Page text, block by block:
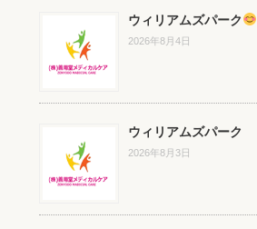
ウィリアムズパーク
2026年8月4日
ウィリアムズパーク
2026年8月3日